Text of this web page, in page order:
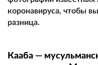
коронавируса, чтобы
разница.
Кааба —